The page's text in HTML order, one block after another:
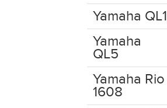
Yamaha QL1
Yamaha
QL5
Yamaha Rio
1608